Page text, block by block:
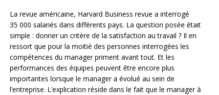
La revue américaine, Harvard Business revue a interrogé
35 000 salariés dans différents pays. La question posée était
simple : donner un critère de la satisfaction au travail ? Il en
ressort que pour la moitié des personnes interrogées les
compétences du manager priment avant tout. Et les
performances des équipes peuvent être encore plus
importantes lorsque le manager a évolué au sein de
l’entreprise. L’explication réside dans le fait que le manager à